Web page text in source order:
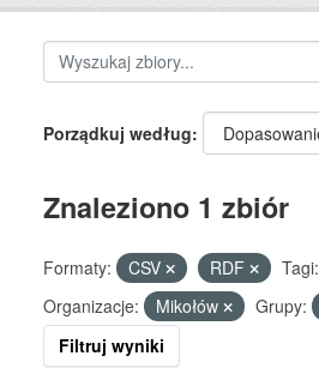
Porządkuj według
Znaleziono 1 zbiór
Formaty: CSV RDF Tagi:
Organizacje:
Mikołów Grupy:
Filtruj wyniki